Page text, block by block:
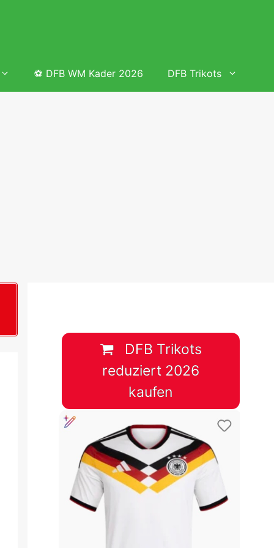
&
&
Tabelle
Tabelle
⚽ DFB WM Kader 2026 DFB Trikots
DFB Trikots
reduziert 2026
kaufen